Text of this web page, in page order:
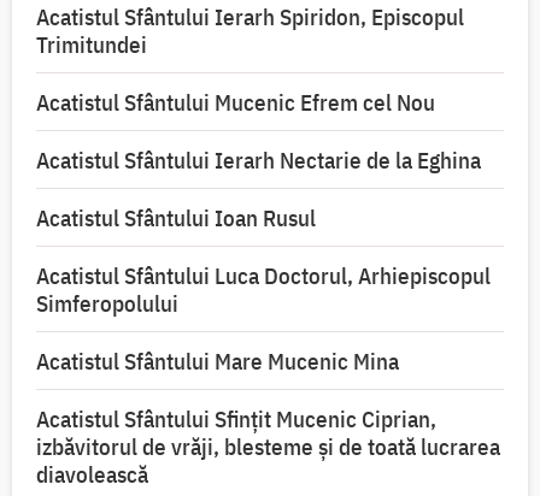
Acatistul Sfântului Ierarh Spiridon, Episcopul
Trimitundei
Acatistul Sfântului Mucenic Efrem cel Nou
Acatistul Sfântului Ierarh Nectarie de la Eghina
Acatistul Sfântului Ioan Rusul
Acatistul Sfântului Luca Doctorul, Arhiepiscopul
Simferopolului
Acatistul Sfântului Mare Mucenic Mina
Acatistul Sfântului Sfințit Mucenic Ciprian,
izbăvitorul de vrăji, blesteme și de toată lucrarea
diavolească